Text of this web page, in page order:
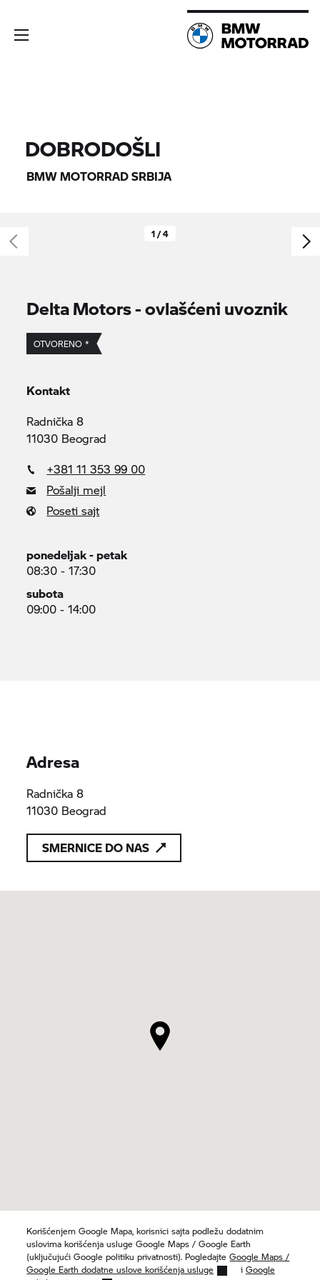
DOBRODOŠLI
BMW MOTORRADSRBIJA
1 / 4
Delta Motors - ovlašćeni uvoznik
OTVORENO *
Kontakt
Radnička 8
11030 Beograd
+381 11 353 99 00
Pošalji mejl
Poseti sajt
ponedeljak - petak
08:30 - 17:30
subota
09:00 - 14:00
Adresa
Radnička 8
11030 Beograd
SMERNICE DO NAS
Korišćenjem Google Mapa, korisnici sajta podležu dodatnim
uslovima korišćenja usluge Google Maps / Google Earth
(uključujući Google politiku privatnosti). PogledajteGoogle Maps /
Google Earth dodatne uslove korišćenja usluge
i Google